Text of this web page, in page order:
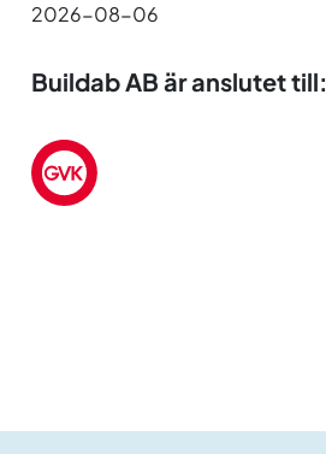
2026-08-06
Buildab AB är anslutet till: